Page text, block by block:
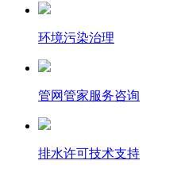
环境污染治理
管网管家服务咨询
排水许可技术支持